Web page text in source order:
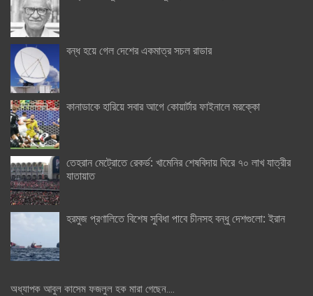
বন্ধ হয়ে গেল দেশের একমাত্র সচল রাডার
কানাডাকে হারিয়ে সবার আগে কোয়ার্টার ফাইনালে মরক্কো
তেহরান মেট্রোতে রেকর্ড: খামেনির শেষবিদায় ঘিরে ৭০ লাখ যাত্রীর
যাতায়াত
হরমুজ প্রণালিতে বিশেষ সুবিধা পাবে চীনসহ বন্ধু দেশগুলো: ইরান
অধ্যাপক আবুল কাসেম ফজলুল হক মারা গেছেন….